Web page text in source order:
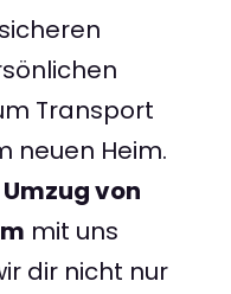
Transport
neuen Heim.
Umzug von
mit uns
dir nicht nur